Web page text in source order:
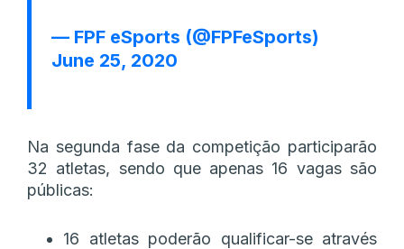
— FPF eSports (@FPFeSports)
June 25, 2020
Na segunda fase da competição participarão
32 atletas, sendo que apenas 16 vagas são
públicas:
16 atletas poderão qualificar-se através